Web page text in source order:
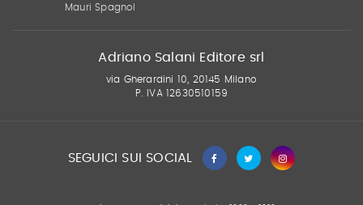
Mauri Spagnol
Adriano Salani Editore srl
via Gherardini 10, 20145 Milano
P. IVA 12630510159
SEGUICI SUI SOCIAL